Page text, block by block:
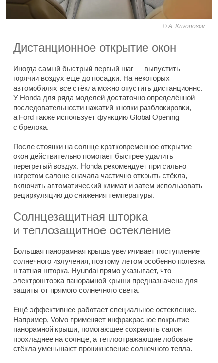
A. Krivonosov
Дистанционное открытие окон
Иногда самый быстрый первый шаг — выпустить
горячий воздух ещё до посадки. На некоторых
автомобилях все стёкла можно опустить дистанционно.
У Honda для ряда моделей достаточно определённой
последовательности нажатий кнопки разблокировки,
а Ford также использует функцию Global Opening
с брелока.
После стоянки на солнце кратковременное открытие
окон действительно помогает быстрее удалить
перегретый воздух. Honda рекомендует при сильно
нагретом салоне сначала частично открыть стёкла,
включить автоматический климат и затем использовать
рециркуляцию до снижения температуры.
Солнцезащитная шторка
и теплозащитное остекление
Большая панорамная крыша увеличивает поступление
солнечного излучения, поэтому летом особенно полезна
штатная шторка. Hyundai прямо указывает, что
электрошторка панорамной крыши предназначена для
защиты от прямого солнечного света.
Ещё эффективнее работает специальное остекление.
Например, Volvo применяет инфракрасное покрытие
панорамной крыши, помогающее сохранять салон
прохладнее на солнце, а теплоотражающие лобовые
стёкла уменьшают проникновение солнечного тепла.